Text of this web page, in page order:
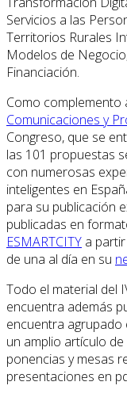
Servicios a las
Territorios Rurales
Modelos de
Financiación.
Como complemento
Comunicaciones y
Congreso, que se
las 101 propuestas
con numerosas
inteligentes en
para su publicación
publicadas en
ESMARTCITY a
de una al día en su
Todo el material del
encuentra además
encuentra agrupado
un amplio artículo
ponencias y mesas
presentaciones en